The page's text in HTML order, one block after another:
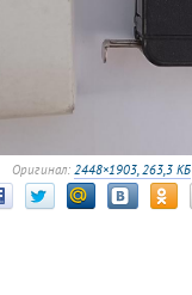
Оригинал: 2448×1903, 263,3 КБ